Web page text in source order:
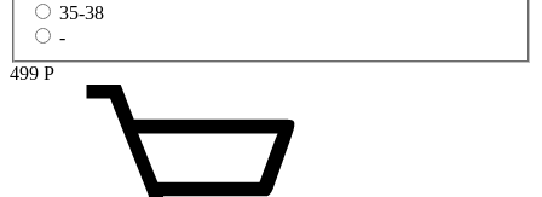
35-38
-
499 Р